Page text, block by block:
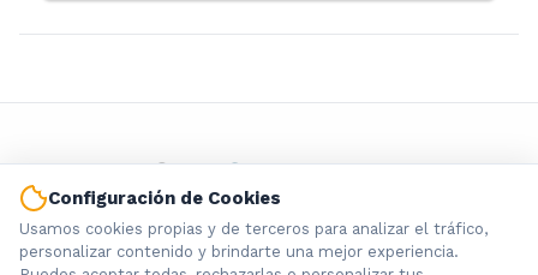
Información local que importa. Noticias de Ensenada, La
Configuración de Cookies
Usamos cookies propias y de terceros para analizar el tráfico,
personalizar contenido y brindarte una mejor experiencia.